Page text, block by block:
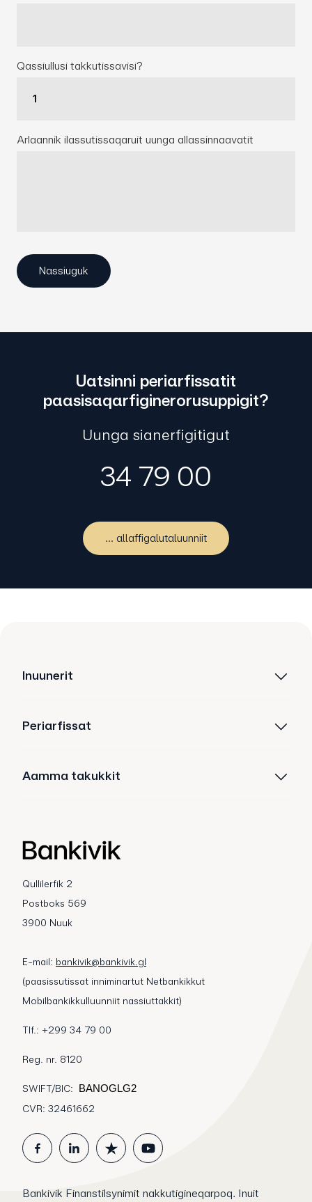
Qassiullusi takkutissavisi?
Arlaannik ilassutissaqaruit uunga allassinnaavatit
Uatsinni periarfissatit
paasisaqarfiginerorusuppigit?
Uunga sianerfigitigut
34 79 00
... allaffigalutaluunniit
Inuunerit
Periarfissat
Aamma takukkit
Qullilerfik 2
Postboks 569
3900 Nuuk
E-mail: bankivik@bankivik.gl
(paasissutissat inniminartut Netbankikkut
Mobilbankikkulluunniit nassiuttakkit)
Tlf.: +299 34 79 00
Reg. nr. 8120
SWIFT/BIC:
BANOGLG2
CVR: 32461662
Bankivik Finanstilsynimit nakkutigineqarpoq. Inuit